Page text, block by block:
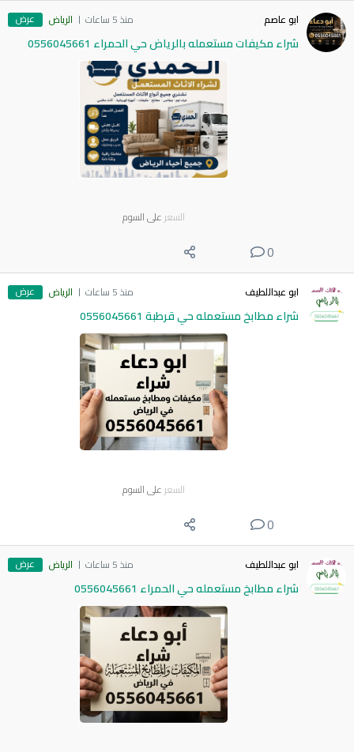
ابو عاصم منذ 5 ساعات الرياض عرض
شراء مكيفات مستعمله بالرياض حي الحمراء 0556045661
السعر على السوم
0
ابو عبداللطيف منذ 5 ساعات الرياض عرض
شراء مطابخ مستعمله حي قرطبة 0556045661
السعر على السوم
0
ابو عبداللطيف منذ 5 ساعات الرياض عرض
شراء مطابخ مستعمله حي الحمراء 0556045661